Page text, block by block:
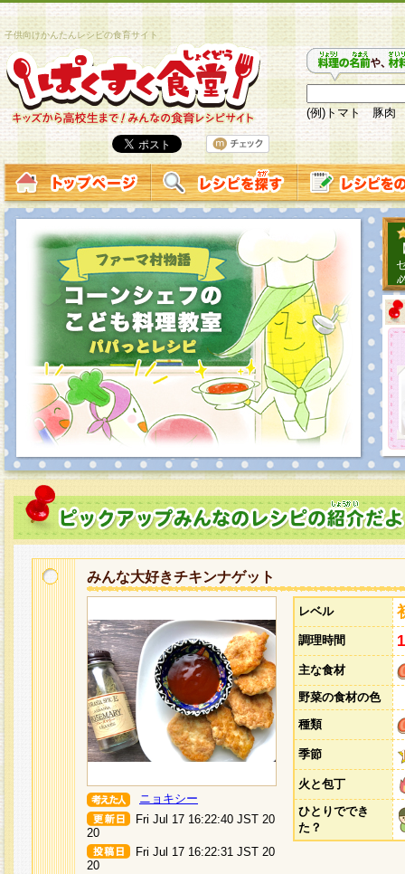
子供向けかんたんレシピの食育サイト
(例)トマト 豚肉
みんな大好きチキンナゲット
ニョキシー
Fri Jul 17 16:22:40 JST 20
20
Fri Jul 17 16:22:31 JST 20
20
レベル
調理時間
主な食材
野菜の食材の色
種類
季節
火と包丁
ひとりででき
た？